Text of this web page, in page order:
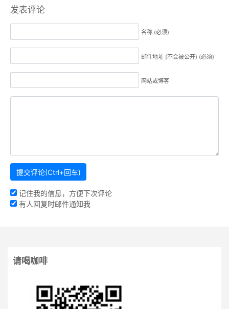
发表评论
名称 (必须)
邮件地址 (不会被公开) (必须)
网站或博客
记住我的信息，方便下次评论
有人回复时邮件通知我
请喝咖啡